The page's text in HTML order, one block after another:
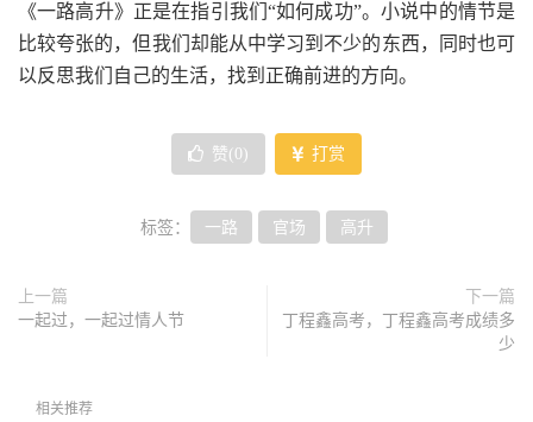
《一路高升》正是在指引我们“如何成功”。小说中的情节是
比较夸张的，但我们却能从中学习到不少的东西，同时也可
以反思我们自己的生活，找到正确前进的方向。
赞( 0 ) 打赏
标签： 一路 官场 高升
上一篇
一起过，一起过情人节
下一篇
丁程鑫高考，丁程鑫高考成绩多
少
相关推荐